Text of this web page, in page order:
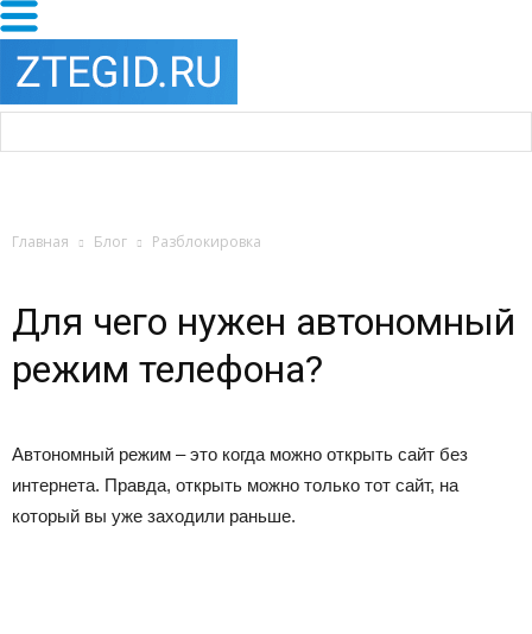
Главная Блог Разблокировка
Для чего нужен автономный
режим телефона?
Автономный режим – это когда можно открыть сайт без
интернета. Правда, открыть можно только тот сайт, на
который вы уже заходили раньше.